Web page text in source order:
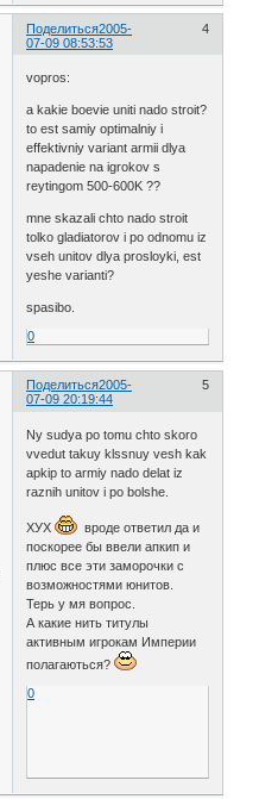
Поделиться 4
2005-
07-09 08:53:53
vopros:
a kakie boevie uniti nado stroit?
to est samiy optimalniy i
effektivniy variant armii dlya
napadenie na igrokov s
reytingom 500-600K ??
mne skazali chto nado stroit
tolko gladiatorov i po odnomu iz
vseh unitov dlya prosloyki, est
yeshe varianti?
spasibo.
0
Поделиться 5
2005-
07-09 20:19:44
Ny sudya po tomu chto skoro
vvedut takuy klssnuy vesh kak
apkip to armiy nado delat iz
raznih unitov i po bolshe.
ХУХ
вроде ответил да и
поскорее бы ввели апкип и
плюс все эти заморочки с
возможностями юнитов.
Терь у мя вопрос.
А какие нить титулы
активным игрокам Империи
полагаються?
0